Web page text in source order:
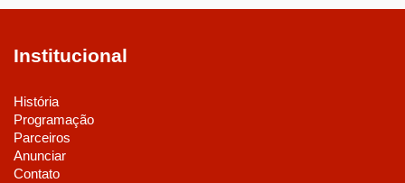
Institucional
História
Programação
Parceiros
Anunciar
Contato